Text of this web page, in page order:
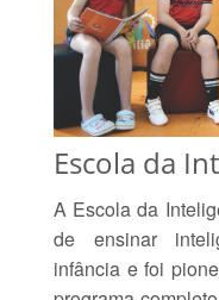
Escola da
A Escola da
de ensinar
infância e foi